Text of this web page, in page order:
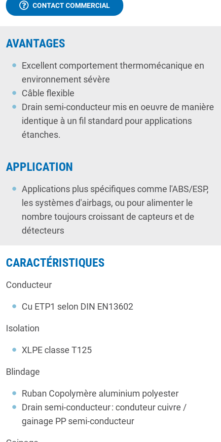
CONTACT COMMERCIAL
AVANTAGES
Excellent comportement thermomécanique en
environnement sévère
Câble flexible
Drain semi-conducteur mis en oeuvre de manière
identique à un fil standard pour applications
étanches.
APPLICATION
Applications plus spécifiques comme l'ABS/ESP,
les systèmes d'airbags, ou pour alimenter le
nombre toujours croissant de capteurs et de
détecteurs
CARACTÉRISTIQUES
Conducteur
Cu ETP1 selon DIN EN13602
Isolation
XLPE classe T125
Blindage
Ruban Copolymère aluminium polyester
Drain semi-conducteur : conduteur cuivre /
gainage PP semi-conducteur